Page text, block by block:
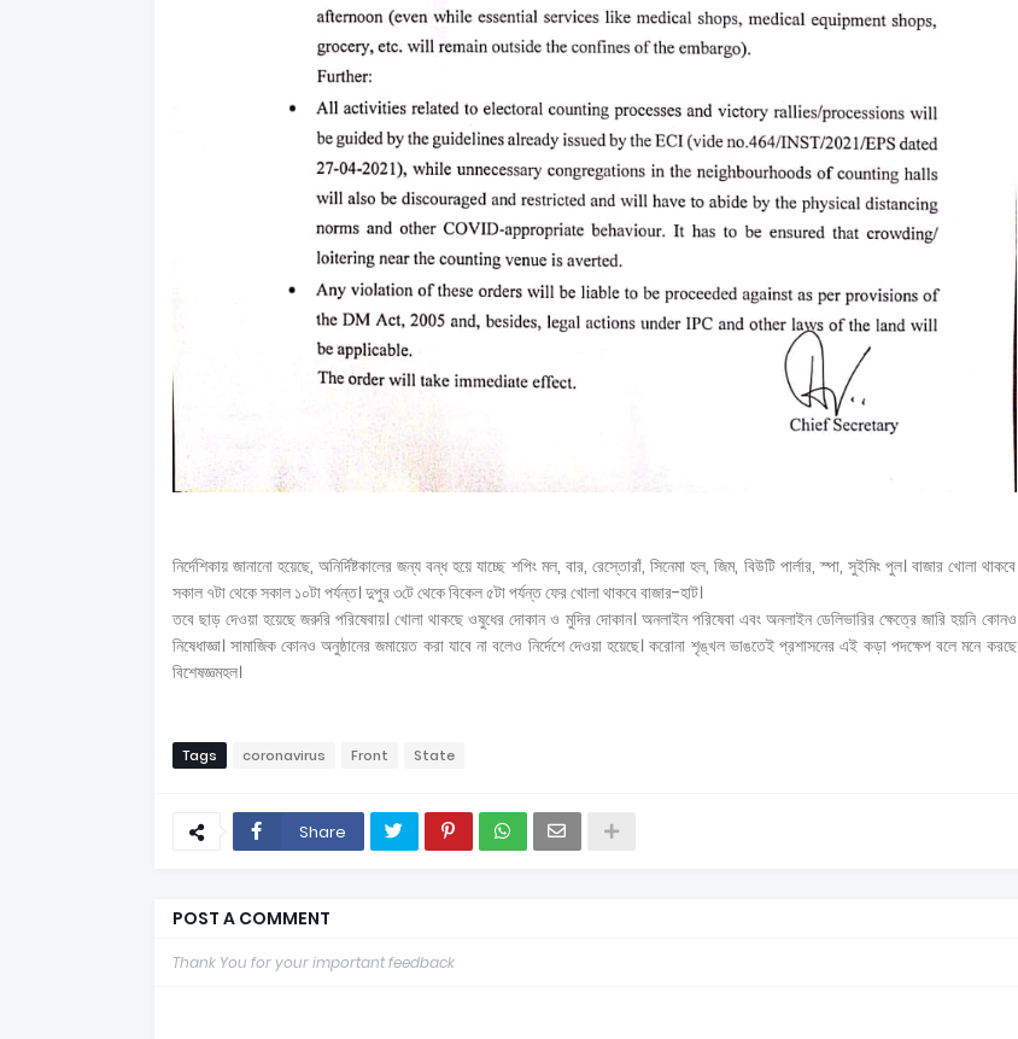
নির্দেশিকায় জানানো হয়েছে, অনির্দিষ্টকালের জন্য বন্ধ হয়ে যাচ্ছে শপিং মল, বার, রেস্তোরাঁ, সিনেমা হল, জিম, বিউটি পার্লার, স্পা, সুইমিং পুল। বাজার খোলা থাকবে
সকাল ৭টা থেকে সকাল ১০টা পর্যন্ত। দুপুর ৩টে থেকে বিকেল ৫টা পর্যন্ত ফের খোলা থাকবে বাজার-হাট।
তবে ছাড় দেওয়া হয়েছে জরুরি পরিষেবায়। খোলা থাকছে ওষুধের দোকান ও মুদির দোকান। অনলাইন পরিষেবা এবং অনলাইন ডেলিভারির ক্ষেত্রে জারি হয়নি কোনও
নিষেধাজ্ঞা। সামাজিক কোনও অনুষ্ঠানের জমায়েত করা যাবে না বলেও নির্দেশে দেওয়া হয়েছে। করোনা শৃঙ্খল ভাঙতেই প্রশাসনের এই কড়া পদক্ষেপ বলে মনে করছে
বিশেষজ্ঞমহল।
Tags coronavirus Front State
Share
POST A COMMENT
Thank You for your important feedback